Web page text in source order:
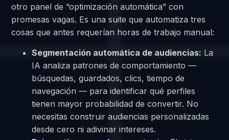
otro panel de “optimización automática” con
promesas vagas. Es una suite que automatiza tres
cosas que antes requerían horas de trabajo manual:
Segmentación automática de audiencias: La
IA analiza patrones de comportamiento —
búsquedas, guardados, clics, tiempo de
navegación — para identificar qué perfiles
tienen mayor probabilidad de convertir. No
necesitas construir audiencias personalizadas
desde cero ni adivinar intereses.